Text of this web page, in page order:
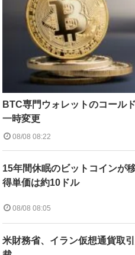
BTC専門ウォレットのコール
一時変更
08/08 08:22
15年間休眠のビットコインが
得単価は約10ドル
08/08 08:05
米財務省、イラン仮想通貨取